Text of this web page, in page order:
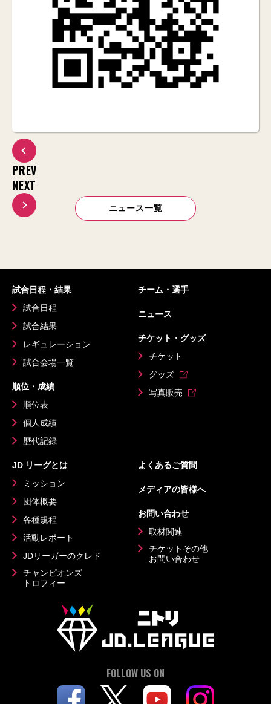
PREV
ニュース一覧
NEXT
試合日程・結果
試合日程
試合結果
レギュレーション
試合会場一覧
順位・成績
順位表
個人成績
歴代記録
チーム・選手
ニュース
チケット・グッズ
チケット
グッズ
写真販売
JD リーグとは
ミッション
団体概要
各種規程
活動レポート
JDリーガーのクレド
チャンピオンズ
トロフィー
よくあるご質問
メディアの皆様へ
お問い合わせ
取材関連
チケットその他
お問い合わせ
FOLLOW US ON